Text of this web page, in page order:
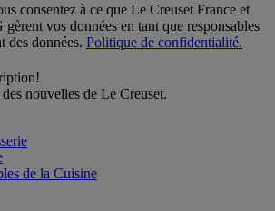
consentez à ce que Le Creuset France et
vos données en tant que responsables
des données. Politique de confidentialité.
nouvelles de Le Creuset.
de la Cuisine